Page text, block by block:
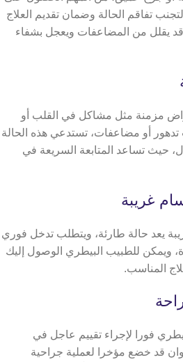
تفاقم الحالة وضمان تقديم العلاج
قد يقلل من المضاعفات ويعجل بشفاء
مزمنة مثل مشاكل في القلب أو
أو مضاعفات، تستدعي هذه الحالة
حيث تساعد المتابعة السريعة في
يعد حالة طارئة، ويتطلب تدخل فوري
للطبيب البيطري الوصول إليك
المناسب.
فورا لإجراء تقييم عاجل في
قد خضع مؤخرا لعملية جراحية